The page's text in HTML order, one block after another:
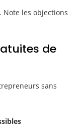
les objections
de
sans